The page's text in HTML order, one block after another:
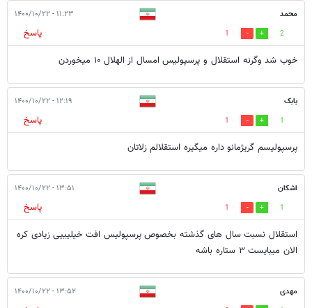
محمد ۱۱:۲۳ - ۱۴۰۰/۱۰/۲۲
2
1
پاسخ
خوب شد وگرنه استقلال و پرسپولیس امسال از الهلال ۱۰ میخوردن
بابک ۱۲:۱۹ - ۱۴۰۰/۱۰/۲۲
1
1
پاسخ
پرسپولیسم گریژمانو داره میگیره استقلالم زلاتان
اشکان ۱۳:۵۱ - ۱۴۰۰/۱۰/۲۲
1
1
پاسخ
استقلال نسبت سال های گذشته بخصوص پرسپولیس افت خیلیییی زیادی کره
الان میبایست ۳ ستاره باشه
مهدی ۱۳:۵۲ - ۱۴۰۰/۱۰/۲۲